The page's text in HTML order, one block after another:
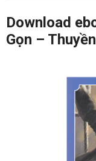
Download
Gọn –